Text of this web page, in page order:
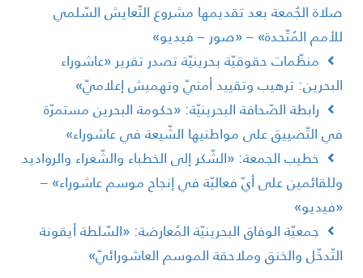
الجُمعة بعد تقديمها مشروع التّعايش السّلمي
المُتّحدة» – «صور – فيديو»
منظّمات حقوقيّة بحرينيّة تصدر تقرير «عاشوراء
ترهيب وتقييد أمنيّ وتهميش إعلاميّ»
رابطة الصّحافة البحرينيّة: «حكومة البحرين مستمرّة
التّضييق على مواطنيها الشّيعة في عاشوراء»
خطيب الجمعة: «الشّكر إلى الخطباء والشّعراء والرواديد
على أيّ فعاليّة في إنجاح موسم عاشوراء» –
جمعيّة الوفاق البحرينيّة المُعارضة: «السّلطة أيقونة
والخنق وملاحقة الموسم العاشورائيّ»